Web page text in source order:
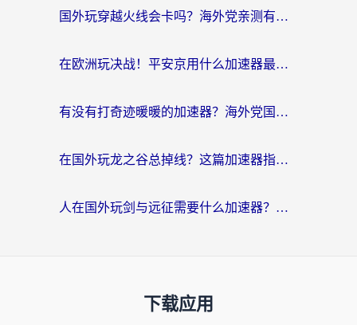
国外玩穿越火线会卡吗？海外党亲测有效的国服游戏加速指南
在欧洲玩决战！平安京用什么加速器最好用？2026实测有效的国服游戏加速指南
有没有打奇迹暖暖的加速器？海外党国服游戏畅玩不卡顿的秘密
在国外玩龙之谷总掉线？这篇加速器指南帮你告别延迟卡顿！
人在国外玩剑与远征需要什么加速器？老玩家亲测的避坑指南来了
下载应用